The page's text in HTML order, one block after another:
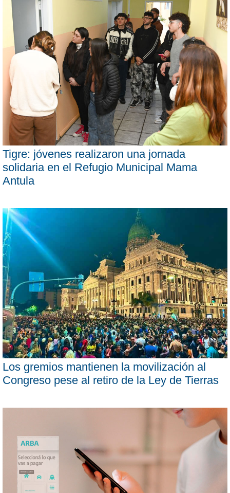
Tigre: jóvenes realizaron una jornada
solidaria en el Refugio Municipal Mama
Antula
Los gremios mantienen la movilización al
Congreso pese al retiro de la Ley de Tierras